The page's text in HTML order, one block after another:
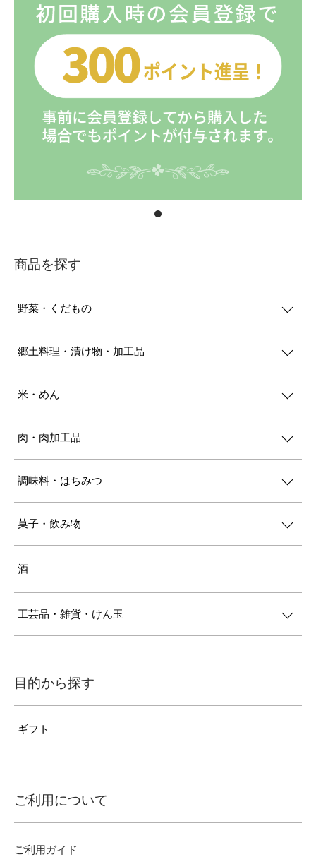
商品を探す
野菜・くだもの
郷土料理・漬け物・加工品
米・めん
肉・肉加工品
調味料・はちみつ
菓子・飲み物
酒
工芸品・雑貨・けん玉
目的から探す
ギフト
ご利用について
ご利用ガイド